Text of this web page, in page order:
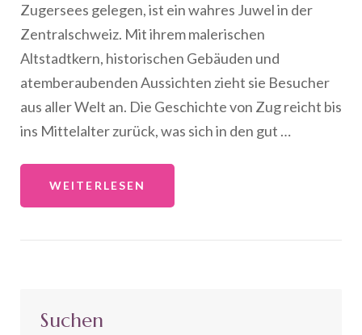
Zugersees gelegen, ist ein wahres Juwel in der
Zentralschweiz. Mit ihrem malerischen
Altstadtkern, historischen Gebäuden und
atemberaubenden Aussichten zieht sie Besucher
aus aller Welt an. Die Geschichte von Zug reicht bis
ins Mittelalter zurück, was sich in den gut …
WEITERLESEN
Suchen